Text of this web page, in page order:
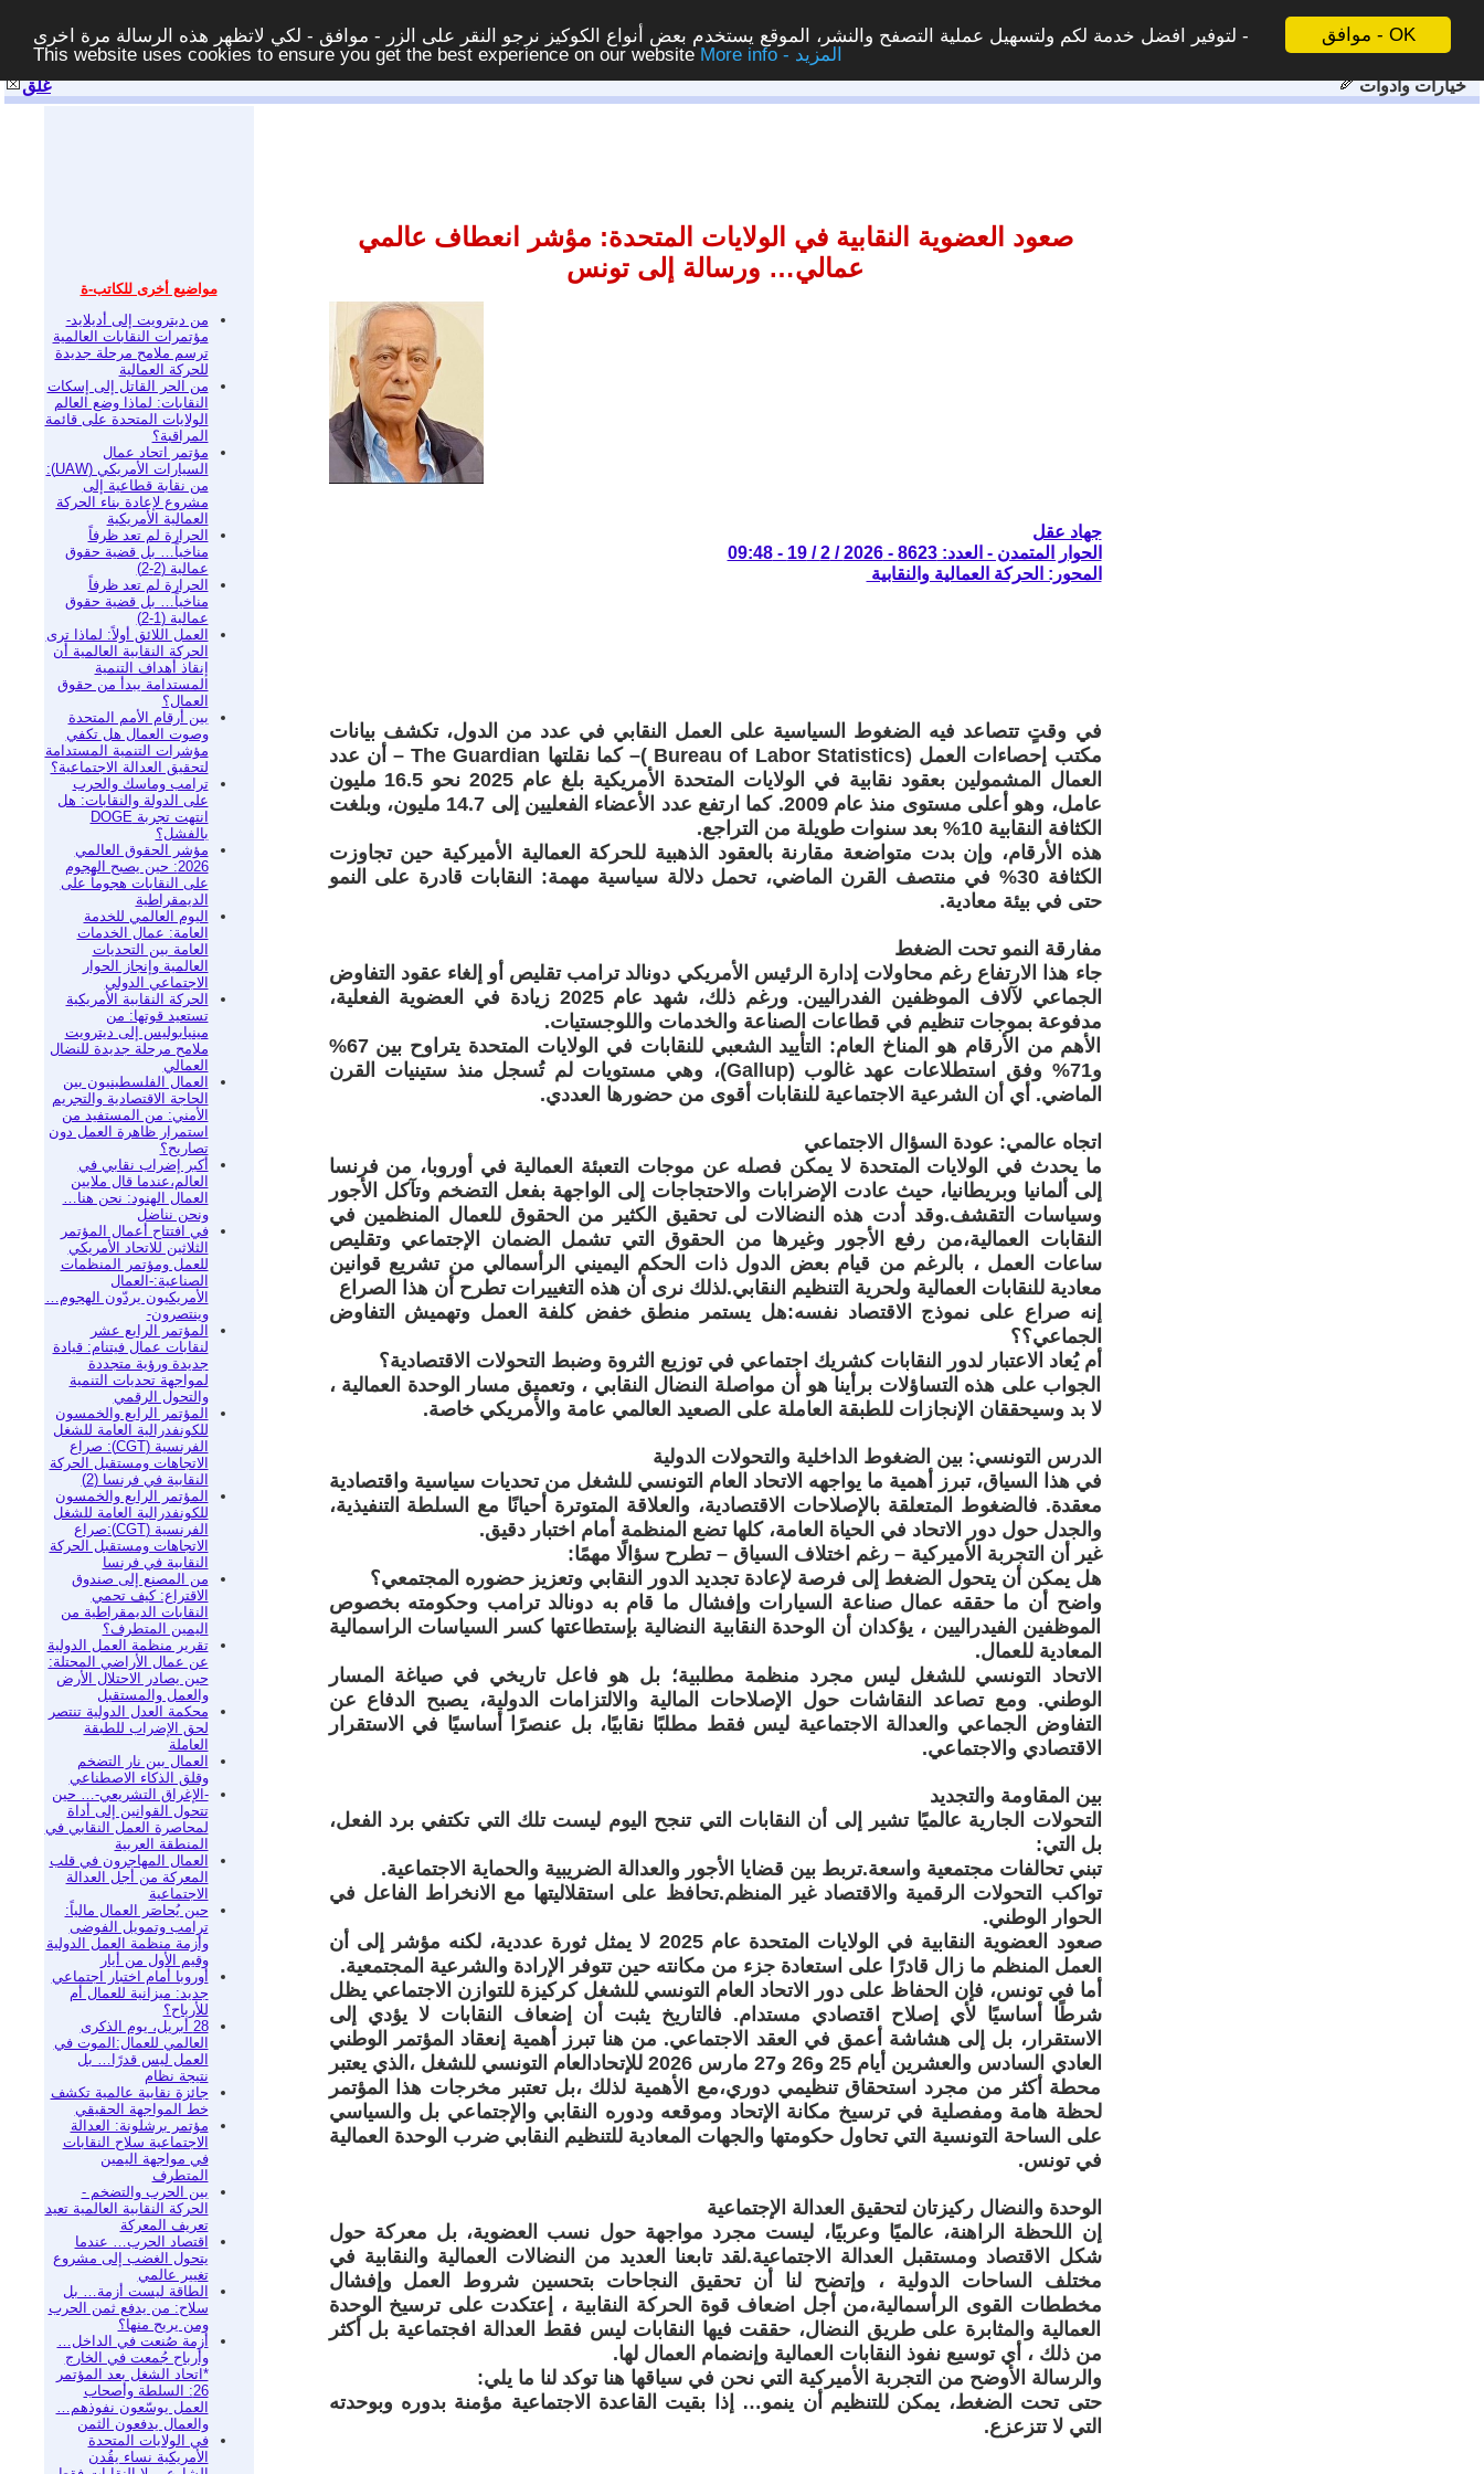
موافق - OK
لتوفير افضل خدمة لكم ولتسهيل عملية التصفح والنشر، الموقع يستخدم بعض أنواع الكوكيز نرجو النقر على الزر - موافق - لكي لاتظهر هذه الرسالة مرة اخرى -
This website uses cookies to ensure you get the best experience on our website
More info - المزيد
غلق خيارات وادوات
مواضيع أخرى للكاتب-ة
من ديترويت إلى أديلايد-
مؤتمرات النقابات العالمية
ترسم ملامح مرحلة جديدة
للحركة العمالية
من الحر القاتل إلى إسكات
النقابات: لماذا وضع العالم
الولايات المتحدة على قائمة
المراقبة؟
مؤتمر اتحاد عمال
السيارات الأمريكي (UAW):
من نقابة قطاعية إلى
مشروع لإعادة بناء الحركة
العمالية الأمريكية
الحرارة لم تعد ظرفاً
مناخياً… بل قضية حقوق
عمالية (2-2)
الحرارة لم تعد ظرفاً
مناخياً… بل قضية حقوق
عمالية (1-2)
العمل اللائق أولاً: لماذا ترى
الحركة النقابية العالمية أن
إنقاذ أهداف التنمية
المستدامة يبدأ من حقوق
العمال؟
بين أرقام الأمم المتحدة
وصوت العمال هل تكفي
مؤشرات التنمية المستدامة
لتحقيق العدالة الاجتماعية؟
ترامب وماسك والحرب
على الدولة والنقابات: هل
انتهت تجربة DOGE
بالفشل؟
مؤشر الحقوق العالمي
2026: حين يصبح الهجوم
على النقابات هجوماً على
الديمقراطية
اليوم العالمي للخدمة
العامة: عمال الخدمات
العامة بين التحديات
العالمية وإنجاز الحوار
الاجتماعي الدولي
الحركة النقابية الأمريكية
تستعيد قوتها: من
مينيابوليس إلى ديترويت
ملامح مرحلة جديدة للنضال
العمالي
العمال الفلسطينيون بين
الحاجة الاقتصادية والتجريم
الأمني: من المستفيد من
استمرار ظاهرة العمل دون
تصاريح؟
أكبر إضراب نقابي في
العالم،عندما قال ملايين
العمال الهنود: نحن هنا…
ونحن نناضل
في افتتاح أعمال المؤتمر
الثلاثين للاتحاد الأمريكي
للعمل ومؤتمر المنظمات
الصناعية:-العمال
الأمريكيون يردّون الهجوم…
وينتصرون-
المؤتمر الرابع عشر
لنقابات عمال فيتنام: قيادة
جديدة ورؤية متجددة
لمواجهة تحديات التنمية
والتحول الرقمي
المؤتمر الرابع والخمسون
للكونفدرالية العامة للشغل
الفرنسية (CGT): صراع
الاتجاهات ومستقبل الحركة
النقابية في فرنسا (2)
المؤتمر الرابع والخمسون
للكونفدرالية العامة للشغل
الفرنسية (CGT):صراع
الاتجاهات ومستقبل الحركة
النقابية في فرنسا
من المصنع إلى صندوق
الاقتراع: كيف تحمي
النقابات الديمقراطية من
اليمين المتطرف؟
تقرير منظمة العمل الدولية
عن عمال الأراضي المحتلة:
حين يصادر الاحتلال الأرض
والعمل والمستقبل
محكمة العدل الدولية تنتصر
لحق الإضراب للطبقة
العاملة
العمال بين نار التضخم
وقلق الذكاء الاصطناعي
-الإغراق التشريعي-… حين
تتحول القوانين إلى أداة
لمحاصرة العمل النقابي في
المنطقة العربية
العمال المهاجرون في قلب
المعركة من أجل العدالة
الاجتماعية
حين يُحاصَر العمال مالياً:
ترامب وتمويل الفوضى
وأزمة منظمة العمل الدولية
وقيم الأول من أيار
أوروبا أمام اختبار اجتماعي
جديد: ميزانية للعمال أم
للأرباح؟
28 أبريل، يوم الذكرى
العالمي للعمال:الموت في
العمل ليس قدرًا… بل
نتيجة نظام
جائزة نقابية عالمية تكشف
خط المواجهة الحقيقي
مؤتمر برشلونة: العدالة
الاجتماعية سلاح النقابات
في مواجهة اليمين
المتطرف
بين الحرب والتضخم -
الحركة النقابية العالمية تعيد
تعريف المعركة
اقتصاد الحرب… عندما
يتحول الغضب إلى مشروع
تغيير عالمي
الطاقة ليست أزمة… بل
سلاح: من يدفع ثمن الحرب
ومن يربح منها؟
أزمة صُنعت في الداخل…
وأرباح جُمعت في الخارج
*اتحاد الشغل بعد المؤتمر
26: السلطة وأصحاب
العمل يوسّعون نفوذهم…
والعمال يدفعون الثمن
في الولايات المتحدة
الأمريكية نساء يقُدن
صعود العضوية النقابية في الولايات المتحدة: مؤشر انعطاف عالمي
عمالي… ورسالة إلى تونس
جهاد عقل
الحوار المتمدن - العدد: 8623 - 2026 / 2 / 19 - 09:48
المحور: الحركة العمالية والنقابية
في وقتٍ تتصاعد فيه الضغوط السياسية على العمل النقابي في عدد من الدول، تكشف بيانات
مكتب إحصاءات العمل (Bureau of Labor Statistics )– كما نقلتها The Guardian – أن عدد
العمال المشمولين بعقود نقابية في الولايات المتحدة الأمريكية بلغ عام 2025 نحو 16.5 مليون
عامل، وهو أعلى مستوى منذ عام 2009. كما ارتفع عدد الأعضاء الفعليين إلى 14.7 مليون، وبلغت
الكثافة النقابية 10% بعد سنوات طويلة من التراجع.
هذه الأرقام، وإن بدت متواضعة مقارنة بالعقود الذهبية للحركة العمالية الأميركية حين تجاوزت
الكثافة 30% في منتصف القرن الماضي، تحمل دلالة سياسية مهمة: النقابات قادرة على النمو
حتى في بيئة معادية.
مفارقة النمو تحت الضغط
جاء هذا الارتفاع رغم محاولات إدارة الرئيس الأمريكي دونالد ترامب تقليص أو إلغاء عقود التفاوض
الجماعي لآلاف الموظفين الفدراليين. ورغم ذلك، شهد عام 2025 زيادة في العضوية الفعلية،
مدفوعة بموجات تنظيم في قطاعات الصناعة والخدمات واللوجستيات.
الأهم من الأرقام هو المناخ العام: التأييد الشعبي للنقابات في الولايات المتحدة يتراوح بين 67%
و71% وفق استطلاعات عهد غالوب (Gallup)، وهي مستويات لم تُسجل منذ ستينيات القرن
الماضي. أي أن الشرعية الاجتماعية للنقابات أقوى من حضورها العددي.
اتجاه عالمي: عودة السؤال الاجتماعي
ما يحدث في الولايات المتحدة لا يمكن فصله عن موجات التعبئة العمالية في أوروبا، من فرنسا
إلى ألمانيا وبريطانيا، حيث عادت الإضرابات والاحتجاجات إلى الواجهة بفعل التضخم وتآكل الأجور
وسياسات التقشف.وقد أدت هذه النضالات لى تحقيق الكثير من الحقوق للعمال المنظمين في
النقابات العمالية،من رفع الأجور وغيرها من الحقوق التي تشمل الضمان الإجتماعي وتقليص
ساعات العمل ، بالرغم من قيام بعض الدول ذات الحكم اليميني الرأسمالي من تشريع قوانين
معادية للنقابات العمالية ولحرية التنظيم النقابي.لذلك نرى أن هذه التغييرات تطرح أن هذا الصراع
إنه صراع على نموذج الاقتصاد نفسه:هل يستمر منطق خفض كلفة العمل وتهميش التفاوض
الجماعي؟؟
أم يُعاد الاعتبار لدور النقابات كشريك اجتماعي في توزيع الثروة وضبط التحولات الاقتصادية؟
الجواب على هذه التساؤلات برأينا هو أن مواصلة النضال النقابي ، وتعميق مسار الوحدة العمالية ،
لا بد وسيحققان الإنجازات للطبقة العاملة على الصعيد العالمي عامة والأمريكي خاصة.
الدرس التونسي: بين الضغوط الداخلية والتحولات الدولية
في هذا السياق، تبرز أهمية ما يواجهه الاتحاد العام التونسي للشغل من تحديات سياسية واقتصادية
معقدة. فالضغوط المتعلقة بالإصلاحات الاقتصادية، والعلاقة المتوترة أحيانًا مع السلطة التنفيذية،
والجدل حول دور الاتحاد في الحياة العامة، كلها تضع المنظمة أمام اختبار دقيق.
غير أن التجربة الأميركية – رغم اختلاف السياق – تطرح سؤالًا مهمًا:
هل يمكن أن يتحول الضغط إلى فرصة لإعادة تجديد الدور النقابي وتعزيز حضوره المجتمعي؟
واضح أن ما حققه عمال صناعة السيارات وإفشال ما قام به دونالد ترامب وحكومته بخصوص
الموظفين الفيدراليين ، يؤكدان أن الوحدة النقابية النضالية بإستطاعتها كسر السياسات الراسمالية
المعادية للعمال.
الاتحاد التونسي للشغل ليس مجرد منظمة مطلبية؛ بل هو فاعل تاريخي في صياغة المسار
الوطني. ومع تصاعد النقاشات حول الإصلاحات المالية والالتزامات الدولية، يصبح الدفاع عن
التفاوض الجماعي والعدالة الاجتماعية ليس فقط مطلبًا نقابيًا، بل عنصرًا أساسيًا في الاستقرار
الاقتصادي والاجتماعي.
بين المقاومة والتجديد
التحولات الجارية عالميًا تشير إلى أن النقابات التي تنجح اليوم ليست تلك التي تكتفي برد الفعل،
بل التي:
تبني تحالفات مجتمعية واسعة.تربط بين قضايا الأجور والعدالة الضريبية والحماية الاجتماعية.
تواكب التحولات الرقمية والاقتصاد غير المنظم.تحافظ على استقلاليتها مع الانخراط الفاعل في
الحوار الوطني.
صعود العضوية النقابية في الولايات المتحدة عام 2025 لا يمثل ثورة عددية، لكنه مؤشر إلى أن
العمل المنظم ما زال قادرًا على استعادة جزء من مكانته حين تتوفر الإرادة والشرعية المجتمعية.
أما في تونس، فإن الحفاظ على دور الاتحاد العام التونسي للشغل كركيزة للتوازن الاجتماعي يظل
شرطًا أساسيًا لأي إصلاح اقتصادي مستدام. فالتاريخ يثبت أن إضعاف النقابات لا يؤدي إلى
الاستقرار، بل إلى هشاشة أعمق في العقد الاجتماعي. من هنا تبرز أهمية إنعقاد المؤتمر الوطني
العادي السادس والعشرين أيام 25 و26 و27 مارس 2026 للإتحادالعام التونسي للشغل ،الذي يعتبر
محطة أكثر من مجرد استحقاق تنظيمي دوري،مع الأهمية لذلك ،بل تعتبر مخرجات هذا المؤتمر
لحظة هامة ومفصلية في ترسيخ مكانة الإتحاد وموقعه ودوره النقابي والإجتماعي بل والسياسي
على الساحة التونسية التي تحاول حكومتها والجهات المعادية للتنظيم النقابي ضرب الوحدة العمالية
في تونس.
الوحدة والنضال ركيزتان لتحقيق العدالة الإجتماعية
إن اللحظة الراهنة، عالميًا وعربيًا، ليست مجرد مواجهة حول نسب العضوية، بل معركة حول
شكل الاقتصاد ومستقبل العدالة الاجتماعية.لقد تابعنا العديد من النضالات العمالية والنقابية في
مختلف الساحات الدولية ، وإتضح لنا أن تحقيق النجاحات بتحسين شروط العمل وإفشال
مخططات القوى الرأسمالية،من أجل اضعاف قوة الحركة النقابية ، إعتكدت على ترسيخ الوحدة
العمالية والمثابرة على طريق النضال، حققت فيها النقابات ليس فقط العدالة افجتماعية بل أكثر
من ذلك ، أي توسيع نفوذ النقابات العمالية وإنضمام العمال لها.
والرسالة الأوضح من التجربة الأميركية التي نحن في سياقها هنا توكد لنا ما يلي:
حتى تحت الضغط، يمكن للتنظيم أن ينمو… إذا بقيت القاعدة الاجتماعية مؤمنة بدوره وبوحدته
التي لا تتزعزع.